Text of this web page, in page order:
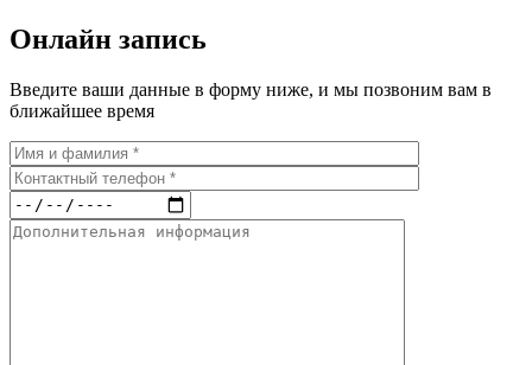
Онлайн запись
Введите ваши данные в форму ниже, и мы позвоним вам в
ближайшее время